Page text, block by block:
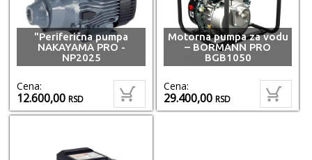
"Periferična pumpa
NAKAYAMA PRO -
NP2025
Cena:
12.600,00RSD
Motorna pumpa za vodu
– BORMANN PRO
BGB1050
Cena:
29.400,00RSD